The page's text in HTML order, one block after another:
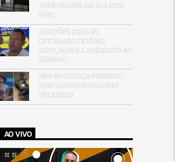
AO VIVO